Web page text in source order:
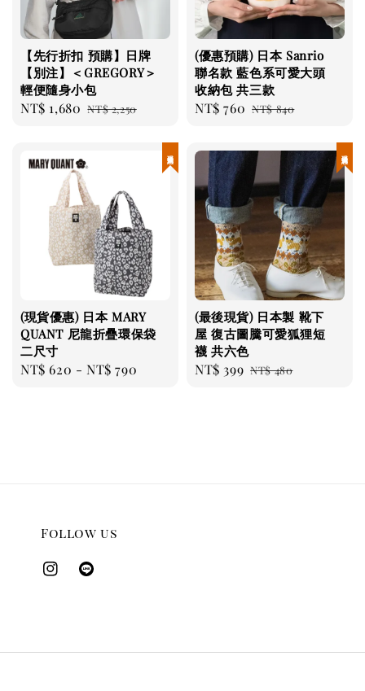
【先行折扣 預購】日牌
【別注】＜GREGORY＞
輕便隨身小包
Sale
NT$ 1,680 Regular
NT$ 2,250
(優惠預購) 日本 Sanrio
聯名款 藍色系可愛大頭
收納包 共三款
Sale
NT$ 760 Regular
NT$ 840
(現貨優惠) 日本 MARY
QUANT 尼龍折疊環保袋
二尺寸
Regular
NT$ 620 -NT$ 790
(最後現貨) 日本製 靴下
屋 復古圖騰可愛狐狸短
襪 共六色
Sale
NT$ 399 Regular
NT$ 480
Follow us